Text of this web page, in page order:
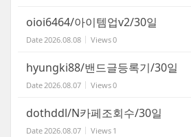
oioi6464/아이템업v2/30일
Date 2026.08.08 Views0
hyungki88/밴드글등록기/30일
Date 2026.08.07 Views0
dothddl/N카페조회수/30일
Date 2026.08.07 Views 1